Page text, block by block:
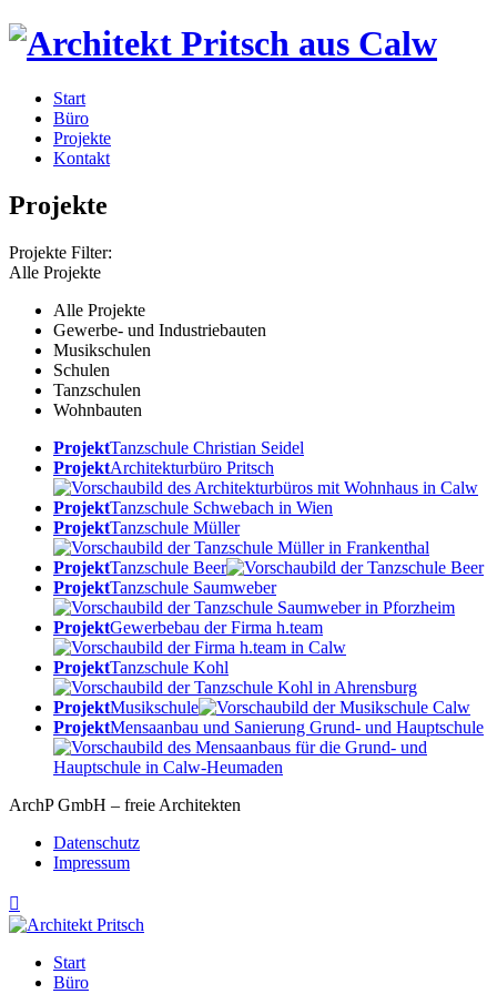
Start
Büro
Projekte
Kontakt
Projekte
Projekte Filter:
Alle Projekte
Alle Projekte
Gewerbe- und Industriebauten
Musikschulen
Schulen
Tanzschulen
Wohnbauten
ProjektTanzschule Christian Seidel
ProjektArchitekturbüro Pritsch
ProjektTanzschule Schwebach in Wien
ProjektTanzschule Müller
ProjektTanzschule Beer
ProjektTanzschule Saumweber
ProjektGewerbebau der Firma h.team
ProjektTanzschule Kohl
ProjektMusikschule
ProjektMensaanbau und Sanierung Grund- und Hauptschule
ArchP GmbH – freie Architekten
Datenschutz
Impressum

Start
Büro